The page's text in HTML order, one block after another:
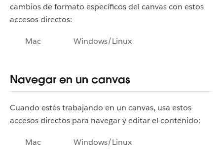
cambios de formato específicos del canvas con estos
accesos directos:
Mac Windows/Linux
Navegar en un canvas
Cuando estés trabajando en un canvas, usa estos
accesos directos para navegar y editar el contenido:
Mac Windows/Linux